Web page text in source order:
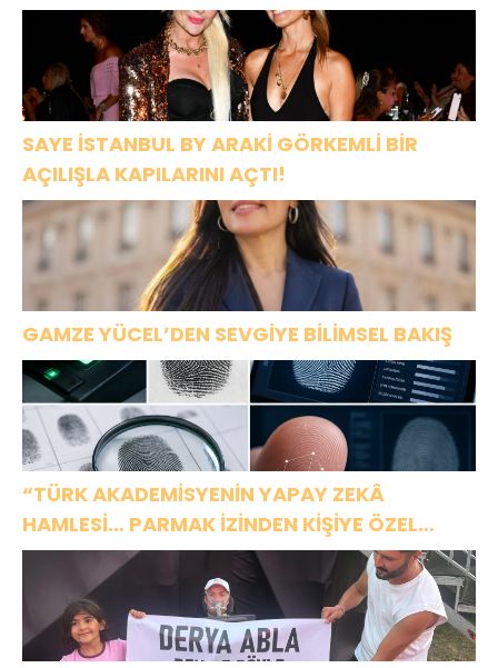
SAYE İSTANBUL BY ARAKİ GÖRKEMLİ BİR
AÇILIŞLA KAPILARINI AÇTI!
GAMZE YÜCEL’DEN SEVGİYE BİLİMSEL BAKIŞ
“TÜRK AKADEMİSYENİN YAPAY ZEKÂ
HAMLESİ… PARMAK İZİNDEN KİŞİYE ÖZEL
ANALİZ”